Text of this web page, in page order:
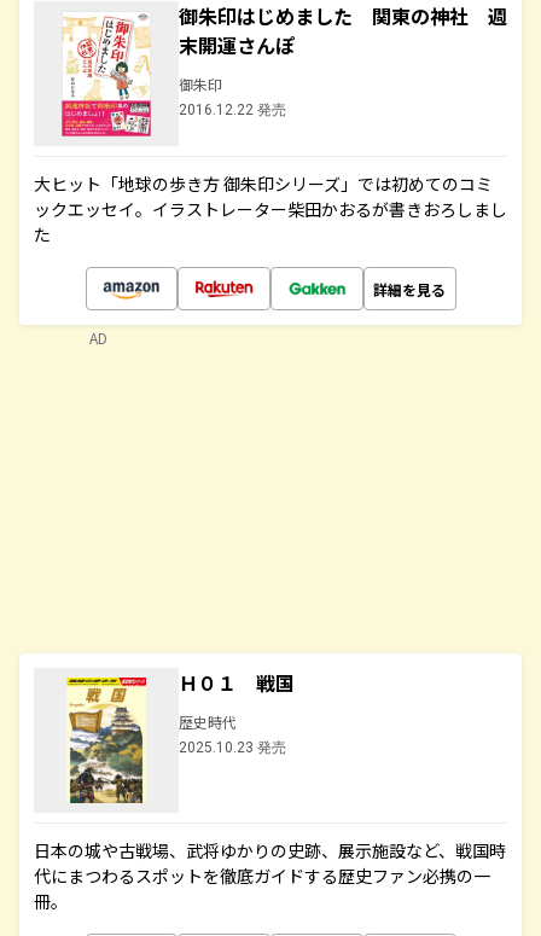
御朱印はじめました 関東の神社 週
末開運さんぽ
御朱印
2016.12.22 発売
大ヒット「地球の歩き方 御朱印シリーズ」では初めてのコミ
ックエッセイ。イラストレーター柴田かおるが書きおろしまし
た
詳細を見る
Ｈ０１ 戦国
歴史時代
2025.10.23 発売
日本の城や古戦場、武将ゆかりの史跡、展示施設など、戦国時
代にまつわるスポットを徹底ガイドする歴史ファン必携の一
冊。
AD